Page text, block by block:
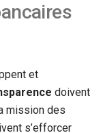
et
doivent
mission des
s’efforcer